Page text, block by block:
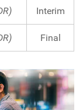
Interim
Final